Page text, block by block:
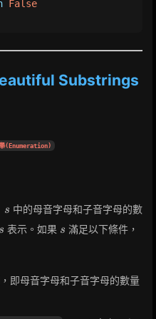
False
Substrings
(Enumeration)
s
s 中的母音字母和子音字母的數
s 表示。如果 s
s 滿足以下條件，
，即母音字母和子音字母的數量